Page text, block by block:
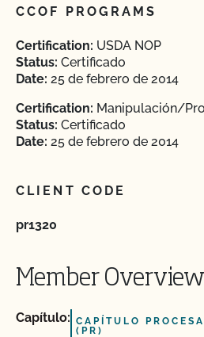
CCOF PROGRAMS
Certification: USDA NOP
Status: Certificado
Date: 25 de febrero de 2014
Certification: Manipulación/
Status: Certificado
Date: 25 de febrero de 2014
CLIENT CODE
pr1320
Member Overview
Capítulo: CAPÍTULO
(PR)